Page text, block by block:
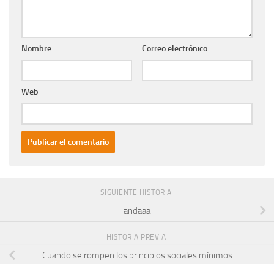
Nombre Correo electrónico
Web
SIGUIENTE HISTORIA
andaaa
HISTORIA PREVIA
Cuando se rompen los principios sociales mínimos